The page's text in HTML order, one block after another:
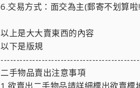
6.交易方式：面交為主(郵寄不划算啦
以上是大大賣東西的內容
以下是版規
二手物品賣出注意事項